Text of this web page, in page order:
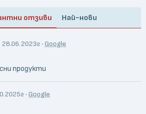
отзиви Най-нови
28.06.2023г · Google
продукти
· Google